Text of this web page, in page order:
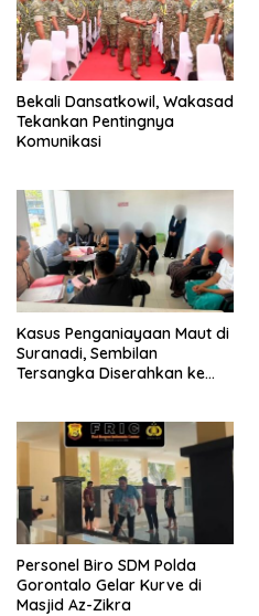
Bekali Dansatkowil, Wakasad
Tekankan Pentingnya
Komunikasi
Kasus Penganiayaan Maut di
Suranadi, Sembilan
Tersangka Diserahkan ke
Personel Biro SDM Polda
Gorontalo Gelar Kurve di
Masjid Az-Zikra